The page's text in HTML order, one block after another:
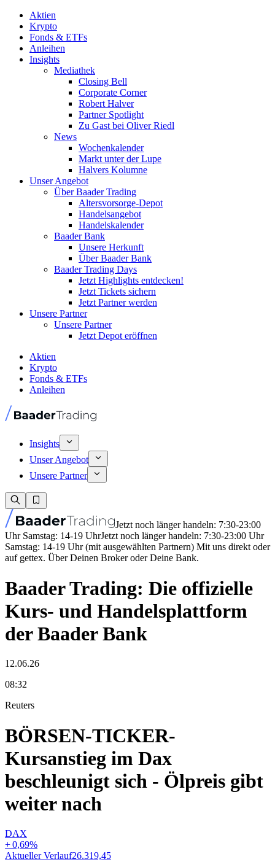
Aktien
Krypto
Fonds & ETFs
Anleihen
Insights
Mediathek
Closing Bell
Corporate Corner
Robert Halver
Partner Spotlight
Zu Gast bei Oliver Riedl
News
Wochenkalender
Markt unter der Lupe
Halvers Kolumne
Unser Angebot
Über Baader Trading
Altersvorsorge-Depot
Handelsangebot
Handelskalender
Baader Bank
Unsere Herkunft
Über Baader Bank
Baader Trading Days
Jetzt Highlights entdecken!
Jetzt Tickets sichern
Jetzt Partner werden
Unsere Partner
Unsere Partner
Jetzt Depot eröffnen
Aktien
Krypto
Fonds & ETFs
Anleihen
Insights
Unser Angebot
Unsere Partner
Jetzt noch länger handeln: 7:30-23:00
Uhr Samstag: 14-19 UhrJetzt noch länger handeln: 7:30-23:00 Uhr
Samstag: 14-19 Uhr (mit ausgewählten Partnern) Mit uns direkt oder
auf gettex. Über Deinen Broker oder Deine Bank.
Baader Trading: Die offizielle
Kurs- und Handelsplattform
der Baader Bank
12.06.26
08:32
Reuters
BÖRSEN-TICKER-
Kursanstieg im Dax
beschleunigt sich - Ölpreis gibt
weiter nach
DAX
+0,69%
Aktueller Verlauf26.319,45